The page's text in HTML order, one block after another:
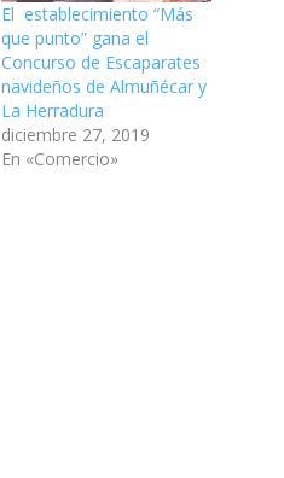
El establecimiento “Más
que punto” gana el
Concurso de Escaparates
navideños de Almuñécar y
La Herradura
diciembre 27, 2019
En «Comercio»